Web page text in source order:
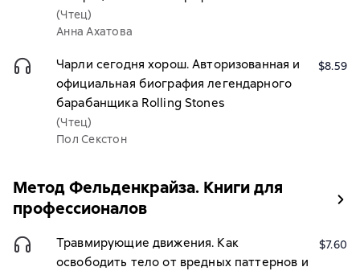
(Чтец)
Анна Ахатова
Чарли сегодня хорош. Авторизованная и
официальная биография легендарного
барабанщика Rolling Stones
(Чтец)
Пол Секстон
$8.59
Метод Фельденкрайза. Книги для
профессионалов
Травмирующие движения. Как
освободить тело от вредных паттернов и
$7.60